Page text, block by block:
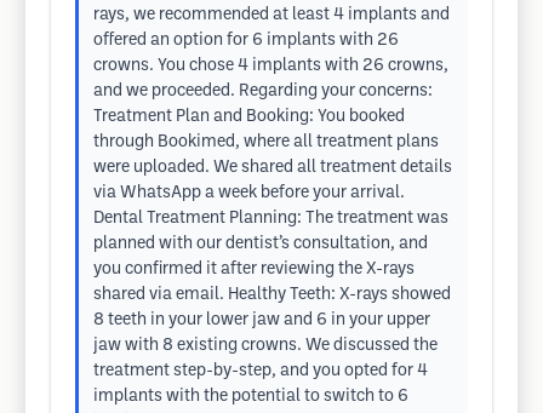
rays, we recommended at least 4 implants and
offered an option for 6 implants with 26
crowns. You chose 4 implants with 26 crowns,
and we proceeded. Regarding your concerns:
Treatment Plan and Booking: You booked
through Bookimed, where all treatment plans
were uploaded. We shared all treatment details
via WhatsApp a week before your arrival.
Dental Treatment Planning: The treatment was
planned with our dentist’s consultation, and
you confirmed it after reviewing the X-rays
shared via email. Healthy Teeth: X-rays showed
8 teeth in your lower jaw and 6 in your upper
jaw with 8 existing crowns. We discussed the
treatment step-by-step, and you opted for 4
implants with the potential to switch to 6